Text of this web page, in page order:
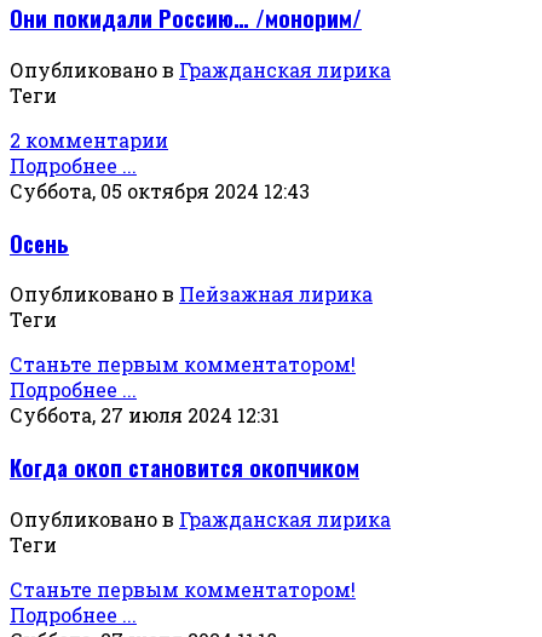
Они покидали Россию… /монорим/
Опубликовано в Гражданская лирика
Теги
2 комментарии
Подробнее ...
Суббота, 05 октября 2024 12:43
Осень
Опубликовано в Пейзажная лирика
Теги
Станьте первым комментатором!
Подробнее ...
Суббота, 27 июля 2024 12:31
Когда окоп становится окопчиком
Опубликовано в Гражданская лирика
Теги
Станьте первым комментатором!
Подробнее ...